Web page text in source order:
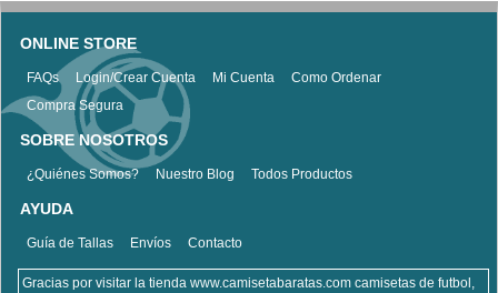
ONLINE STORE
FAQs Login/Crear Cuenta Mi Cuenta
Como Ordenar
Compra Segura
SOBRE NOSOTROS
¿Quiénes Somos? Nuestro Blog Todos Productos
AYUDA
Guía de Tallas Envíos Contacto
Gracias por visitar la tienda www.camisetabaratas.com camisetas de futbol,